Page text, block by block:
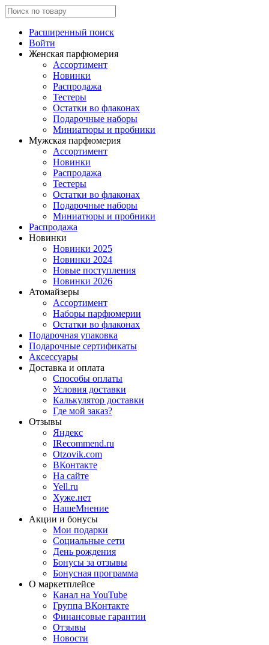
Расширенный поиск
Войти
Женская парфюмерия
Ассортимент
Новинки
Распродажа
Тестеры
Остатки во флаконах
Подарочные наборы
Миниатюры и пробники
Мужская парфюмерия
Ассортимент
Новинки
Распродажа
Тестеры
Остатки во флаконах
Подарочные наборы
Миниатюры и пробники
Распродажа
Новинки
Новинки 2025
Новинки 2024
Новые поступления
Новинки 2026
Атомайзеры
Ассортимент
Наборы парфюмерии
Остатки во флаконах
Подарочная упаковка
Подарочные сертификаты
Аксессуары
Доставка и оплата
Способы оплаты
Условия доставки
Калькулятор доставки
Где мой заказ?
Отзывы
Яндекс
IRecommend.ru
Otzovik.com
ВКонтакте
На сайте
Yell.ru
Хуже.нет
НашеМнение
Акции и бонусы
Мои подарки
Социальные сети
День рождения
Бонусы за отзывы
Бонусная программа
О маркетплейсе
Канал на YouTube
Группа ВКонтакте
Финансовые гарантии
Отзывы
Новости